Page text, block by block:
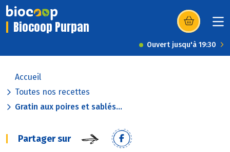
Biocoop Purpan (s’ouvre dans
Ouvert jusqu'à 19:30
Accueil
Toutes nos recettes
Gratin aux poires et sablés...
Partager sur